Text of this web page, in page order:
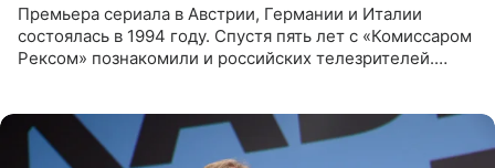
Премьера сериала в Австрии, Германии и Италии
состоялась в 1994 году. Спустя пять лет с «Комиссаром
Рексом» познакомили и российских телезрителей.